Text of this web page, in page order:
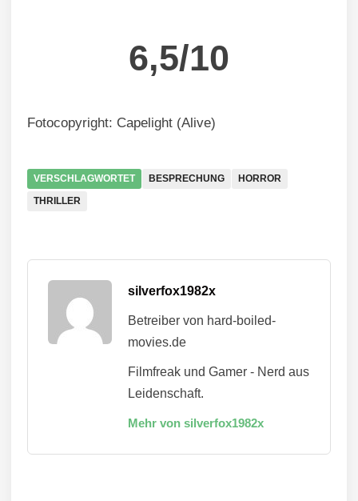
6,5/10
Fotocopyright: Capelight (Alive)
VERSCHLAGWORTET BESPRECHUNG
HORROR
THRILLER
silverfox1982x
Betreiber von hard-boiled-
movies.de
Filmfreak und Gamer - Nerd aus
Leidenschaft.
Mehr von silverfox1982x